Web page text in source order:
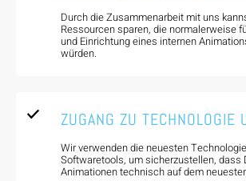
Durch die Zusammenarbeit mit uns
Ressourcen sparen, die normalerweise
und Einrichtung eines internen
würden.
ZUGANG ZU TECHNOLOGIE
Wir verwenden die neuesten
Softwaretools, um sicherzustellen, dass
Animationen technisch auf dem